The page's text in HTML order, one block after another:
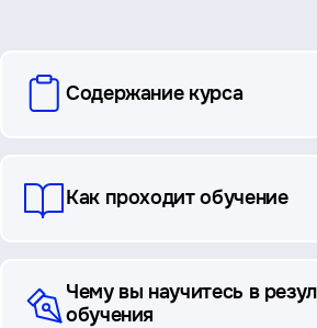
вопросы
Содержание курса
Как проходит обучение
Чему вы научитесь в
обучения